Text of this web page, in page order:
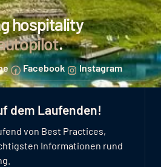
hospitality
.
Facebook Instagram
dem Laufenden!
von Best Practices,
Informationen rund